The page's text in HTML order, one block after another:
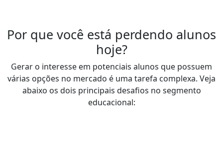
Por que você está perdendo alunos
hoje?
Gerar o interesse em potenciais alunos que possuem
várias opções no mercado é uma tarefa complexa. Veja
abaixo os dois principais desafios no segmento
educacional: